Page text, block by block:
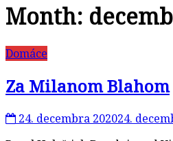
politická
revue
Month:
Domáce
Za Milanom Blahom
24. decembra 202024.